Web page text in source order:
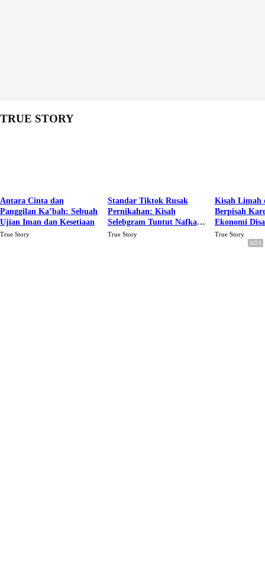
TRUE STORY
Antara Cinta dan
Panggilan Ka’bah: Sebuah
Ujian Iman dan Kesetiaan
True Story
Standar Tiktok Rusak
Pernikahan: Kisah
Selebgram Tuntut Nafkah
Rp.15 Juta Perbulan
True Story
Kisah Limah
Berpisah
Ekonomi
Karena Cinta
True Story